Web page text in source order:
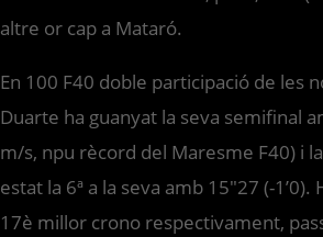
altre or cap a Mataró.
En 100 F40 doble participació de les
Duarte ha guanyat la seva semifinal
m/s, npu rècord del Maresme F40) i la
estat la 6ª a la seva amb 15″27 (-
17è millor crono respectivament,